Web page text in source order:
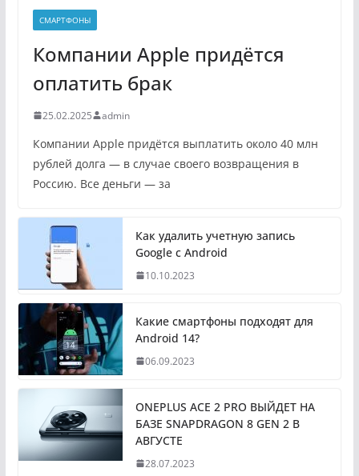
СМАРТФОНЫ
Компании Apple придётся
оплатить брак
25.02.2025 admin
Компании Apple придётся выплатить около 40 млн
рублей долга — в случае своего возвращения в
Россию. Все деньги — за
Как удалить учетную запись
Google с Android
10.10.2023
Какие смартфоны подходят для
Android 14?
06.09.2023
ONEPLUS ACE 2 PRO ВЫЙДЕТ НА
БАЗЕ SNAPDRAGON 8 GEN 2 В
АВГУСТЕ
28.07.2023